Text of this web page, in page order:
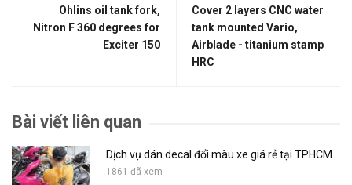
Ohlins oil tank fork,
Nitron F 360 degrees for
Exciter 150
Cover 2 layers CNC water
tank mounted Vario,
Airblade - titanium stamp
HRC
Bài viết liên quan
Dịch vụ dán decal đổi màu xe giá rẻ tại TPHCM
1861 đã xem